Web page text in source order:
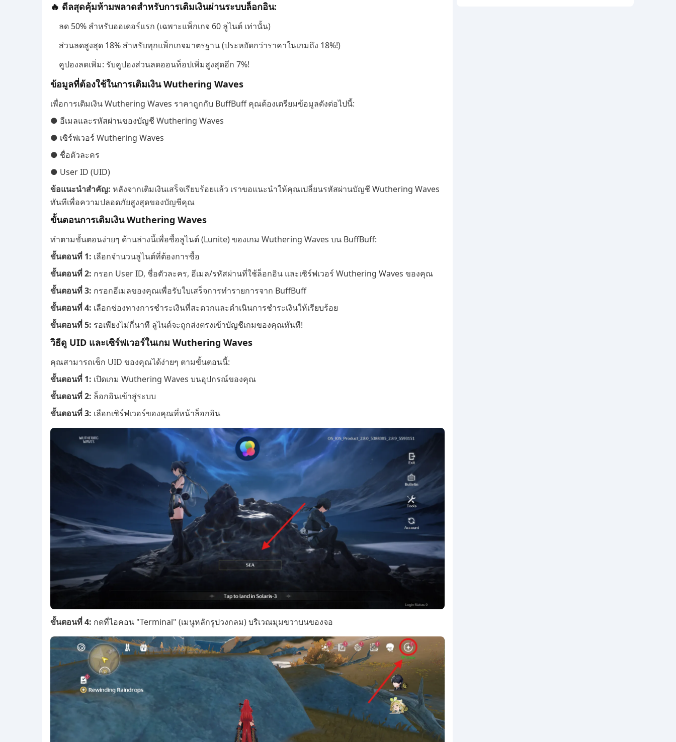
🔥 ดีลสุดคุ้มห้ามพลาดสำหรับการเติมเงินผ่านระบบล็อกอิน:
ลด 50% สำหรับออเดอร์แรก (เฉพาะแพ็กเกจ 60 ลูไนต์ เท่านั้น)
ส่วนลดสูงสุด 18% สำหรับทุกแพ็กเกจมาตรฐาน (ประหยัดกว่าราคาในเกมถึง 18%!)
คูปองลดเพิ่ม: รับคูปองส่วนลดออนท็อปเพิ่มสูงสุดอีก 7%!
ข้อมูลที่ต้องใช้ในการเติมเงิน Wuthering Waves
เพื่อการเติมเงิน Wuthering Waves ราคาถูกกับ BuffBuff คุณต้องเตรียมข้อมูลดังต่อไปนี้:
● อีเมลและรหัสผ่านของบัญชี Wuthering Waves
● เซิร์ฟเวอร์ Wuthering Waves
● ชื่อตัวละคร
● User ID (UID)
ข้อแนะนำสำคัญ: หลังจากเติมเงินเสร็จเรียบร้อยแล้ว เราขอแนะนำให้คุณเปลี่ยนรหัสผ่านบัญชี Wuthering Waves
ทันทีเพื่อความปลอดภัยสูงสุดของบัญชีคุณ
ขั้นตอนการเติมเงิน Wuthering Waves
ทำตามขั้นตอนง่ายๆ ด้านล่างนี้เพื่อซื้อลูไนต์ (Lunite) ของเกม Wuthering Waves บน BuffBuff:
ขั้นตอนที่ 1: เลือกจำนวนลูไนต์ที่ต้องการซื้อ
ขั้นตอนที่ 2: กรอก User ID, ชื่อตัวละคร, อีเมล/รหัสผ่านที่ใช้ล็อกอิน และเซิร์ฟเวอร์ Wuthering Waves ของคุณ
ขั้นตอนที่ 3: กรอกอีเมลของคุณเพื่อรับใบเสร็จการทำรายการจาก BuffBuff
ขั้นตอนที่ 4: เลือกช่องทางการชำระเงินที่สะดวกและดำเนินการชำระเงินให้เรียบร้อย
ขั้นตอนที่ 5: รอเพียงไม่กี่นาที ลูไนต์จะถูกส่งตรงเข้าบัญชีเกมของคุณทันที!
วิธีดู UID และเซิร์ฟเวอร์ในเกม Wuthering Waves
คุณสามารถเช็ก UID ของคุณได้ง่ายๆ ตามขั้นตอนนี้:
ขั้นตอนที่ 1: เปิดเกม Wuthering Waves บนอุปกรณ์ของคุณ
ขั้นตอนที่ 2: ล็อกอินเข้าสู่ระบบ
ขั้นตอนที่ 3: เลือกเซิร์ฟเวอร์ของคุณที่หน้าล็อกอิน
ขั้นตอนที่ 4: กดที่ไอคอน "Terminal" (เมนูหลักรูปวงกลม) บริเวณมุมขวาบนของจอ